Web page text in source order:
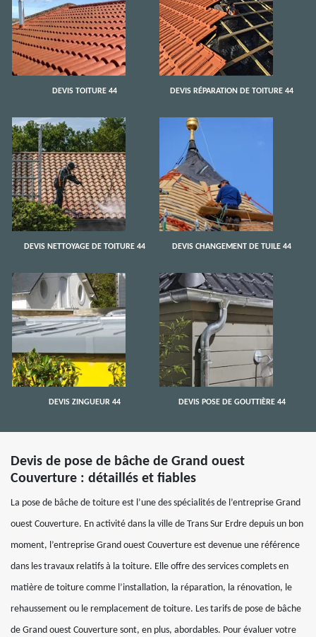
DEVIS TOITURE 44 DEVIS RÉPARATION DE TOITURE 44
DEVIS NETTOYAGE DE TOITURE 44 DEVIS CHANGEMENT DE TUILE 44
DEVIS ZINGUEUR 44 DEVIS POSE DE GOUTTIÈRE 44
Devis de pose de bâche de Grand ouest
Couverture : détaillés et fiables
La pose de bâche de toiture est l’une des spécialités de l’entreprise Grand
ouest Couverture. En activité dans la ville de Trans Sur Erdre depuis un bon
moment, l’entreprise Grand ouest Couverture est devenue une référence
dans les travaux relatifs à la toiture. Elle offre des services complets en
matière de toiture comme l’installation, la réparation, la rénovation, le
rehaussement ou le remplacement de toiture. Les tarifs de pose de bâche
de Grand ouest Couverture sont, en plus, abordables. Pour évaluer votre